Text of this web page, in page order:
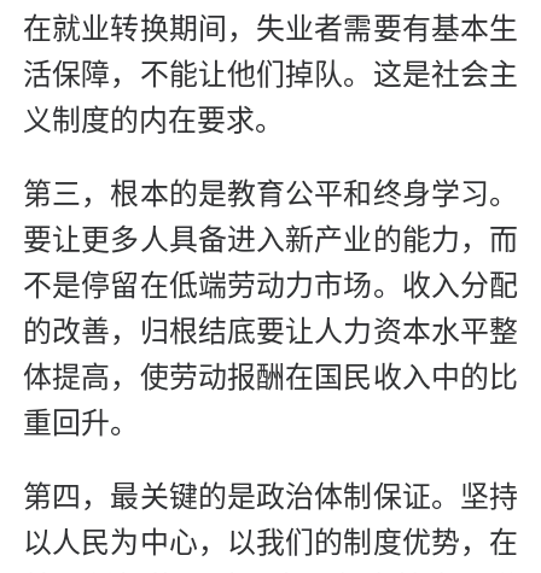
在就业转换期间，失业者需要有基本生
活保障，不能让他们掉队。这是社会主
义制度的内在要求。
第三，根本的是教育公平和终身学习。
要让更多人具备进入新产业的能力，而
不是停留在低端劳动力市场。收入分配
的改善，归根结底要让人力资本水平整
体提高，使劳动报酬在国民收入中的比
重回升。
第四，最关键的是政治体制保证。坚持
以人民为中心，以我们的制度优势，在